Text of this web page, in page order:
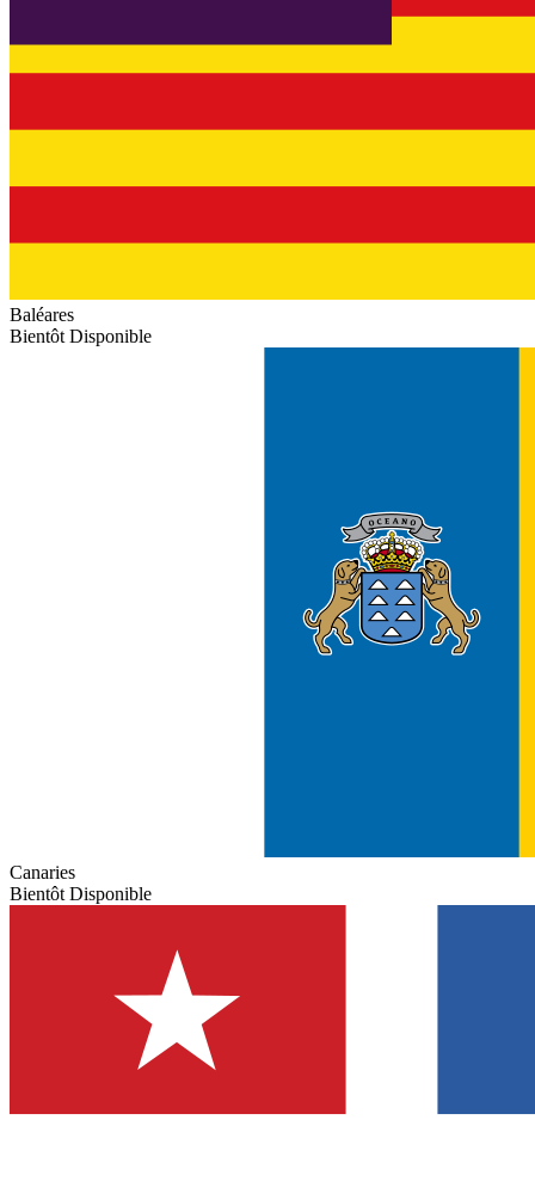
Baléares
Bientôt Disponible
Canaries
Bientôt Disponible